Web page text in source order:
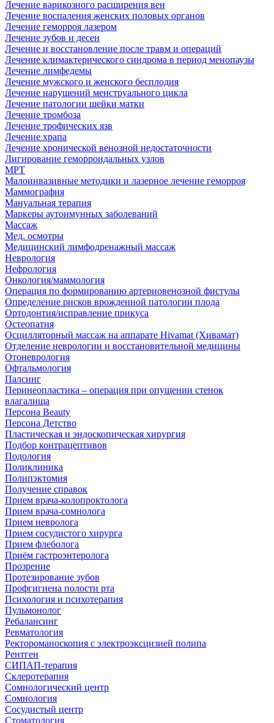
Лечение варикозного расширения вен
Лечение воспаления женских половых органов
Лечение геморроя лазером
Лечение зубов и десен
Лечение и восстановление после травм и операций
Лечение климактерического синдрома в период менопаузы
Лечение лимфедемы
Лечение мужского и женского бесплодия
Лечение нарушений менструального цикла
Лечение патологии шейки матки
Лечение тромбоза
Лечение трофических язв
Лечение храпа
Лечение хронической венозной недостаточности
Лигирование геморроидальных узлов
МРТ
Малоинвазивные методики и лазерное лечение геморроя
Маммография
Мануальная терапия
Маркеры аутоимунных заболеваний
Массаж
Мед. осмотры
Медицинский лимфодренажный массаж
Неврология
Нефрология
Онкология/маммология
Операция по формированию артериовенозной фистулы
Определение рисков врожденной патологии плода
Ортодонтия/исправление прикуса
Остеопатия
Осцилляторный массаж на аппарате Hivamat (Хивамат)
Отделение неврологии и восстановительной медицины
Отоневрология
Офтальмология
Палсинг
Перинеопластика – операция при опущении стенок
влагалища
Персона Beauty
Персона Детство
Пластическая и эндоскопическая хирургия
Подбор контрацептивов
Подология
Поликлиника
Полипэктомия
Получение справок
Прием врача-колопроктолога
Прием врача-сомнолога
Прием невролога
Прием сосудистого хирурга
Прием флеболога
Приём гастроэнтеролога
Прозрение
Протезирование зубов
Профгигиена полости рта
Психология и психотерапия
Пульмонолог
Ребалансинг
Ревматология
Ректороманоскопия с электроэксцизией полипа
Рентген
СИПАП-терапия
Склеротерапия
Сомнологический центр
Сомнология
Сосудистый центр
Стоматология